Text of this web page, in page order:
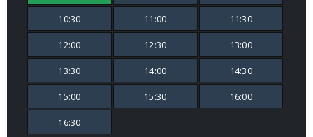
10:30 11:00 11:30
12:00 12:30 13:00
13:30 14:00 14:30
15:00 15:30 16:00
16:30